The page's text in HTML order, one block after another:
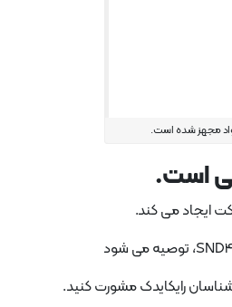
است.
ایجاد می کند.
رایکایدک مشورت کنید.